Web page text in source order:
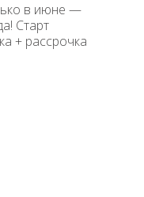
в июне —
Старт
+ рассрочка